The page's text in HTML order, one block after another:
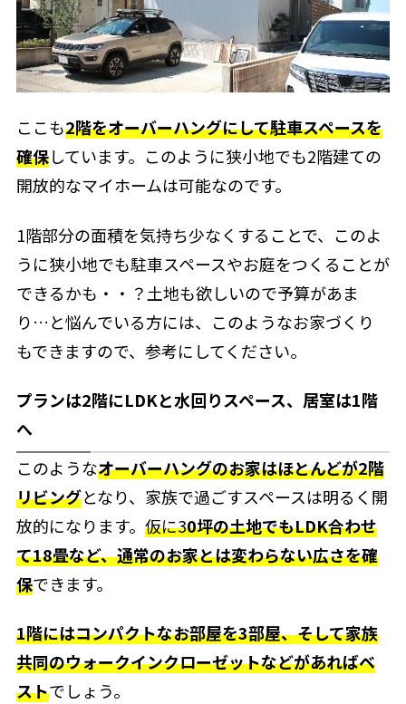
ここも2階をオーバーハングにして駐車スペースを
確保しています。このように狭小地でも2階建ての
開放的なマイホームは可能なのです。
1階部分の面積を気持ち少なくすることで、このよ
うに狭小地でも駐車スペースやお庭をつくることが
できるかも・・？土地も欲しいので予算があま
り…と悩んでいる方には、このようなお家づくり
もできますので、参考にしてください。
プランは2階にLDKと水回りスペース、居室は1階
へ
このようなオーバーハングのお家はほとんどが2階
リビングとなり、家族で過ごすスペースは明るく開
放的になります。 仮に30坪の土地でもLDK合わせ
て18畳など、通常のお家とは変わらない広さを確
保できます。
1階にはコンパクトなお部屋を3部屋、そして家族
共同のウォークインクローゼットなどがあればベ
ストでしょう。